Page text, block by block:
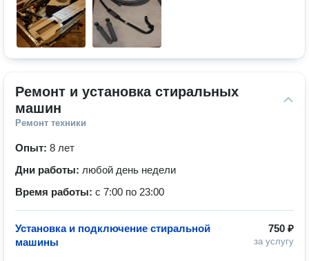
Ремонт и установка стиральных
машин
Ремонт техники
Опыт: 8 лет
Дни работы: любой день недели
Время работы: с 7:00 по 23:00
750 ₽
за услугу
Установка и подключение стиральной
машины